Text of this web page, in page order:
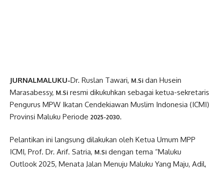
JURNALMALUKU-Dr. Ruslan Tawari, M.Si dan Husein
Marasabessy, M.Si resmi dikukuhkan sebagai ketua-sekretaris
Pengurus MPW Ikatan Cendekiawan Muslim Indonesia (ICMI)
Provinsi Maluku Periode 2025-2030.
Pelantikan ini langsung dilakukan oleh Ketua Umum MPP
ICMI, Prof. Dr. Arif. Satria, M.Si dengan tema “Maluku
Outlook 2025, Menata Jalan Menuju Maluku Yang Maju, Adil,